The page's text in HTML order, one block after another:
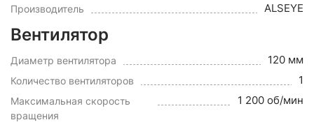
Производитель ALSEYE
Вентилятор
Диаметр вентилятора 120 мм
Количество вентиляторов 1
Максимальная скорость
вращения
1 200 об/мин